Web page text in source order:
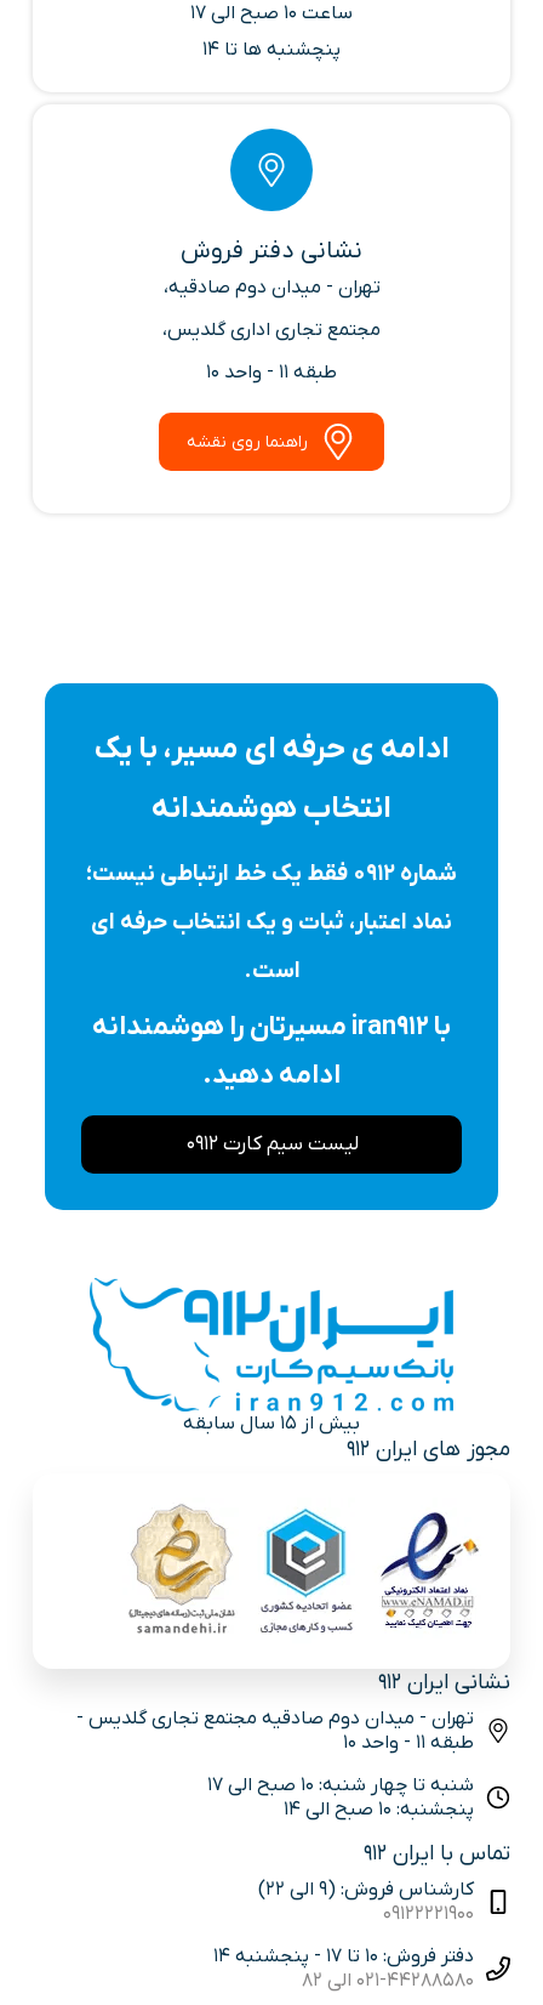
ساعت 10 صبح الی 17
پنچشنبه ها تا 14
نشانی دفتر فروش
تهران - میدان دوم صادقیه،
مجتمع تجاری اداری گلدیس،
طبقه 11 - واحد 10
راهنما روی نقشه
ادامه ی حرفه ای مسیر، با یک
انتخاب هوشمندانه
شماره ۰۹۱۲ فقط یک خط ارتباطی نیست؛
نماد اعتبار، ثبات و یک انتخاب حرفه ای
است.
با iran912 مسیرتان را هوشمندانه
ادامه دهید.
لیست سیم کارت 0912
بیش از 15 سال سابقه
نشانی ایران 912
تهران - میدان دوم صادقیه مجتمع تجاری گلدیس -
طبقه 11 - واحد 10
شنبه تا چهار شنبه: 10 صبح الی 17
پنجشنبه: 10 صبح الی 14
تماس با ایران 912
کارشناس فروش: (9 الی 22)
09122221900
دفتر فروش: 10 تا 17 - پنجشنبه 14
021-44288580 الی 82
مجوز های ایران 912